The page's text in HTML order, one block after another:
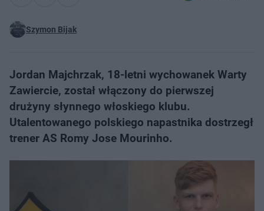
Szymon Bijak
Jordan Majchrzak, 18-letni wychowanek Warty
Zawiercie, został włączony do pierwszej
drużyny słynnego włoskiego klubu.
Utalentowanego polskiego napastnika dostrzegł
trener AS Romy Jose Mourinho.